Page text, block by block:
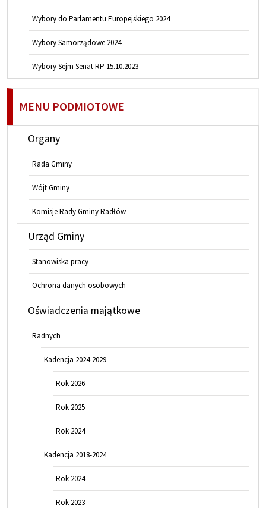
Wybory do Parlamentu Europejskiego 2024
Wybory Samorządowe 2024
Wybory Sejm Senat RP 15.10.2023
MENU PODMIOTOWE
Organy
Rada Gminy
Wójt Gminy
Komisje Rady Gminy Radłów
Urząd Gminy
Stanowiska pracy
Ochrona danych osobowych
Oświadczenia majątkowe
Radnych
Kadencja 2024-2029
Rok 2026
Rok 2025
Rok 2024
Kadencja 2018-2024
Rok 2024
Rok 2023